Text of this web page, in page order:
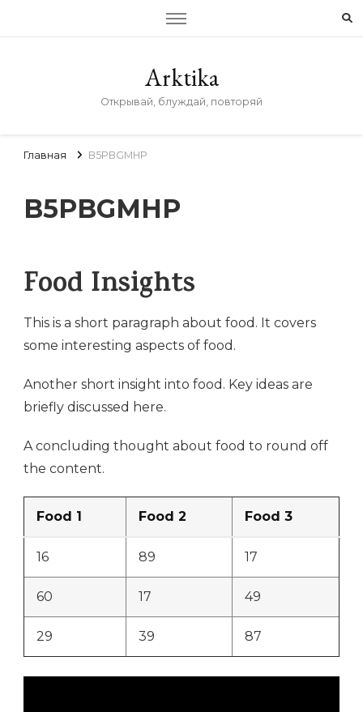
Arktika
Открывай, блуждай, повторяй
Главная B5PBGMHP
B5PBGMHP
Food Insights
This is a short paragraph about food. It covers
some interesting aspects of food.
Another short insight into food. Key ideas are
briefly discussed here.
A concluding thought about food to round off
the content.
Food 1 Food 2 Food 3
16 89 17
60 17 49
29 39 87